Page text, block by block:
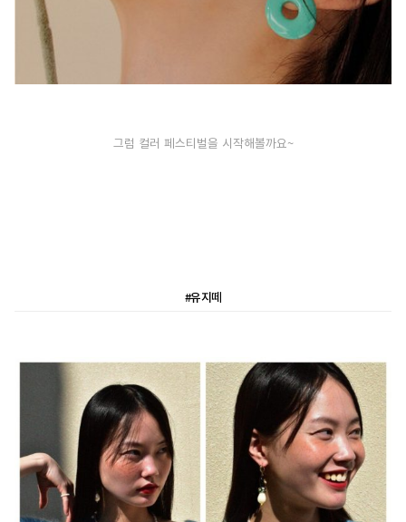
그럼 컬러 페스티벌을 시작해볼까요~
#유지떼